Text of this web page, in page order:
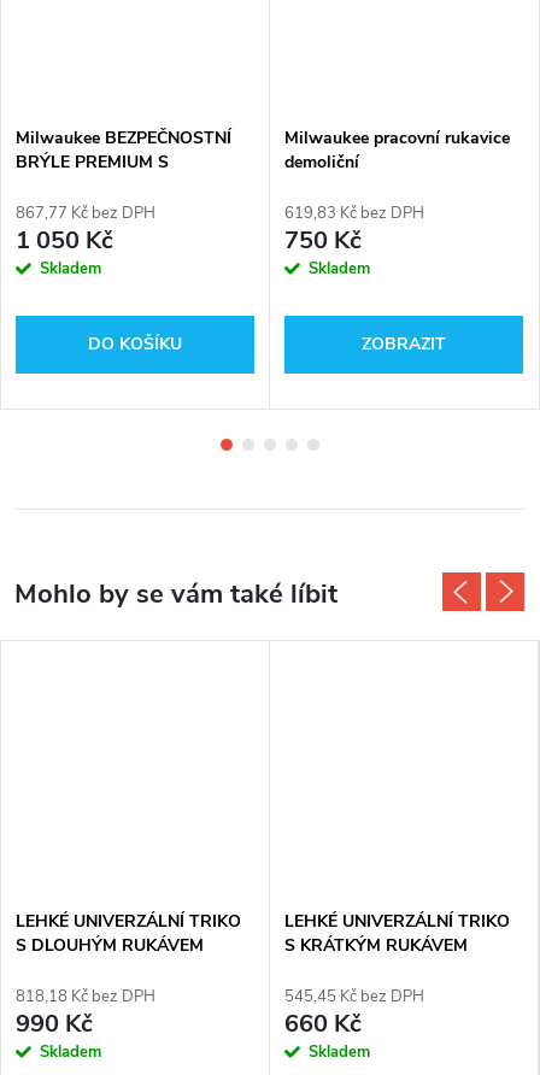
Milwaukee BEZPEČNOSTNÍ
BRÝLE PREMIUM S
polarizací)
867,77 Kč bez DPH
1 050 Kč
Skladem
DO KOŠÍKU
Milwaukee pracovní rukavice
demoliční
619,83 Kč bez DPH
750 Kč
Skladem
ZOBRAZIT
LEHKÉ UNIVERZÁLNÍ TRIKO
S DLOUHÝM RUKÁVEM
Milwaukee WWLSG
818,18 Kč bez DPH
990 Kč
Skladem
LEHKÉ UNIVERZÁLNÍ TRIKO
S KRÁTKÝM RUKÁVEM
Milwaukee WWSSG
545,45 Kč bez DPH
660 Kč
Skladem